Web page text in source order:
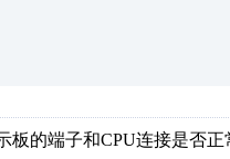
板的端子和CPU连接是否